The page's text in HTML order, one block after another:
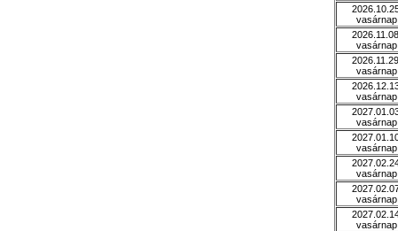
vasárnap
vasárnap
vasárnap
vasárnap
vasárnap
vasárnap
vasárnap
vasárnap
vasárnap